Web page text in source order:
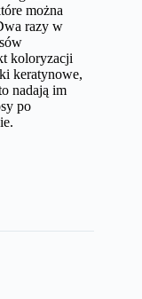
można
razy w
koloryzacji
keratynowe,
nadają im
po